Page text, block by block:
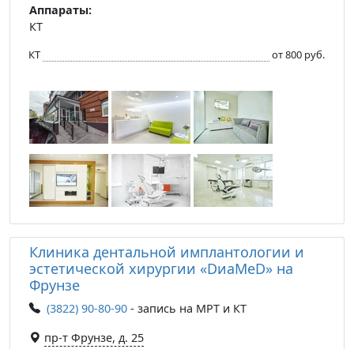
Аппараты:
КТ
КТ от 800 руб.
Клиника дентальной имплантологии и
эстетической хирургии «DиаМеD» на
Фрунзе
(3822) 90-80-90 - запись на МРТ и КТ
пр-т Фрунзе, д. 25